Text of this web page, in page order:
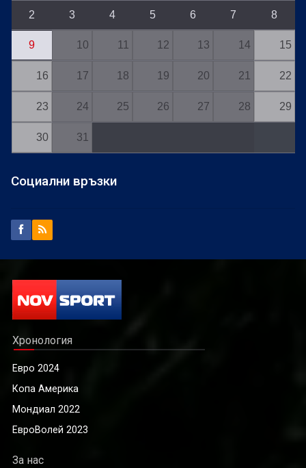
2 3 4 5 6 7 8
9 10 11 12 13 14 15
16 17 18 19 20 21 22
23 24 25 26 27 28 29
30 31
Социални връзки
Хронология
Евро 2024
Копа Америка
Мондиал 2022
ЕвроВолей 2023
За нас